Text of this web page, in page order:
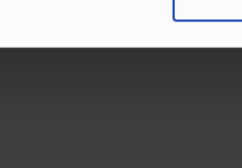
dat je nooit te veel betaalt